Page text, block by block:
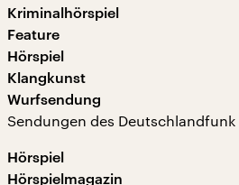
Kriminalhörspiel
Feature
Hörspiel
Klangkunst
Wurfsendung
Sendungen des Deutschlandfunk
Hörspiel
Hörspielmagazin